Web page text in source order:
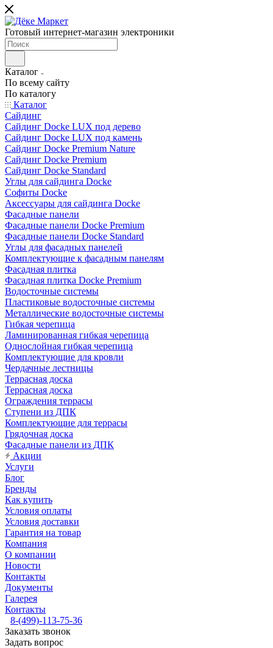
Готовый интернет-магазин электроники
Каталог
По всему сайту
По каталогу
Каталог
Сайдинг
Сайдинг Docke LUX под дерево
Сайдинг Docke LUX под камень
Сайдинг Docke Premium Nature
Сайдинг Docke Premium
Сайдинг Docke Standard
Углы для сайдинга Docke
Софиты Docke
Аксессуары для сайдинга Docke
Фасадные панели
Фасадные панели Docke Premium
Фасадные панели Docke Standard
Углы для фасадных панелей
Комплектующие к фасадным панелям
Фасадная плитка
Фасадная плитка Docke Premium
Водосточные системы
Пластиковые водосточные системы
Металлические водосточные системы
Гибкая черепица
Ламинированная гибкая черепица
Однослойная гибкая черепица
Комплектующие для кровли
Чердачные лестницы
Террасная доска
Террасная доска
Ограждения террасы
Ступени из ДПК
Комплектующие для террасы
Грядочная доска
Фасадные панели из ДПК
Акции
Услуги
Блог
Бренды
Как купить
Условия оплаты
Условия доставки
Гарантия на товар
Компания
О компании
Новости
Контакты
Документы
Галерея
Контакты
8-(499)-113-75-36
Заказать звонок
Задать вопрос